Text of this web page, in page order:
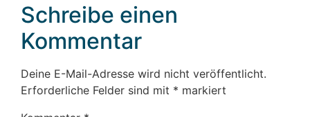
Schreibe einen
Kommentar
Deine E-Mail-Adresse wird nicht veröffentlicht.
Erforderliche Felder sind mit * markiert